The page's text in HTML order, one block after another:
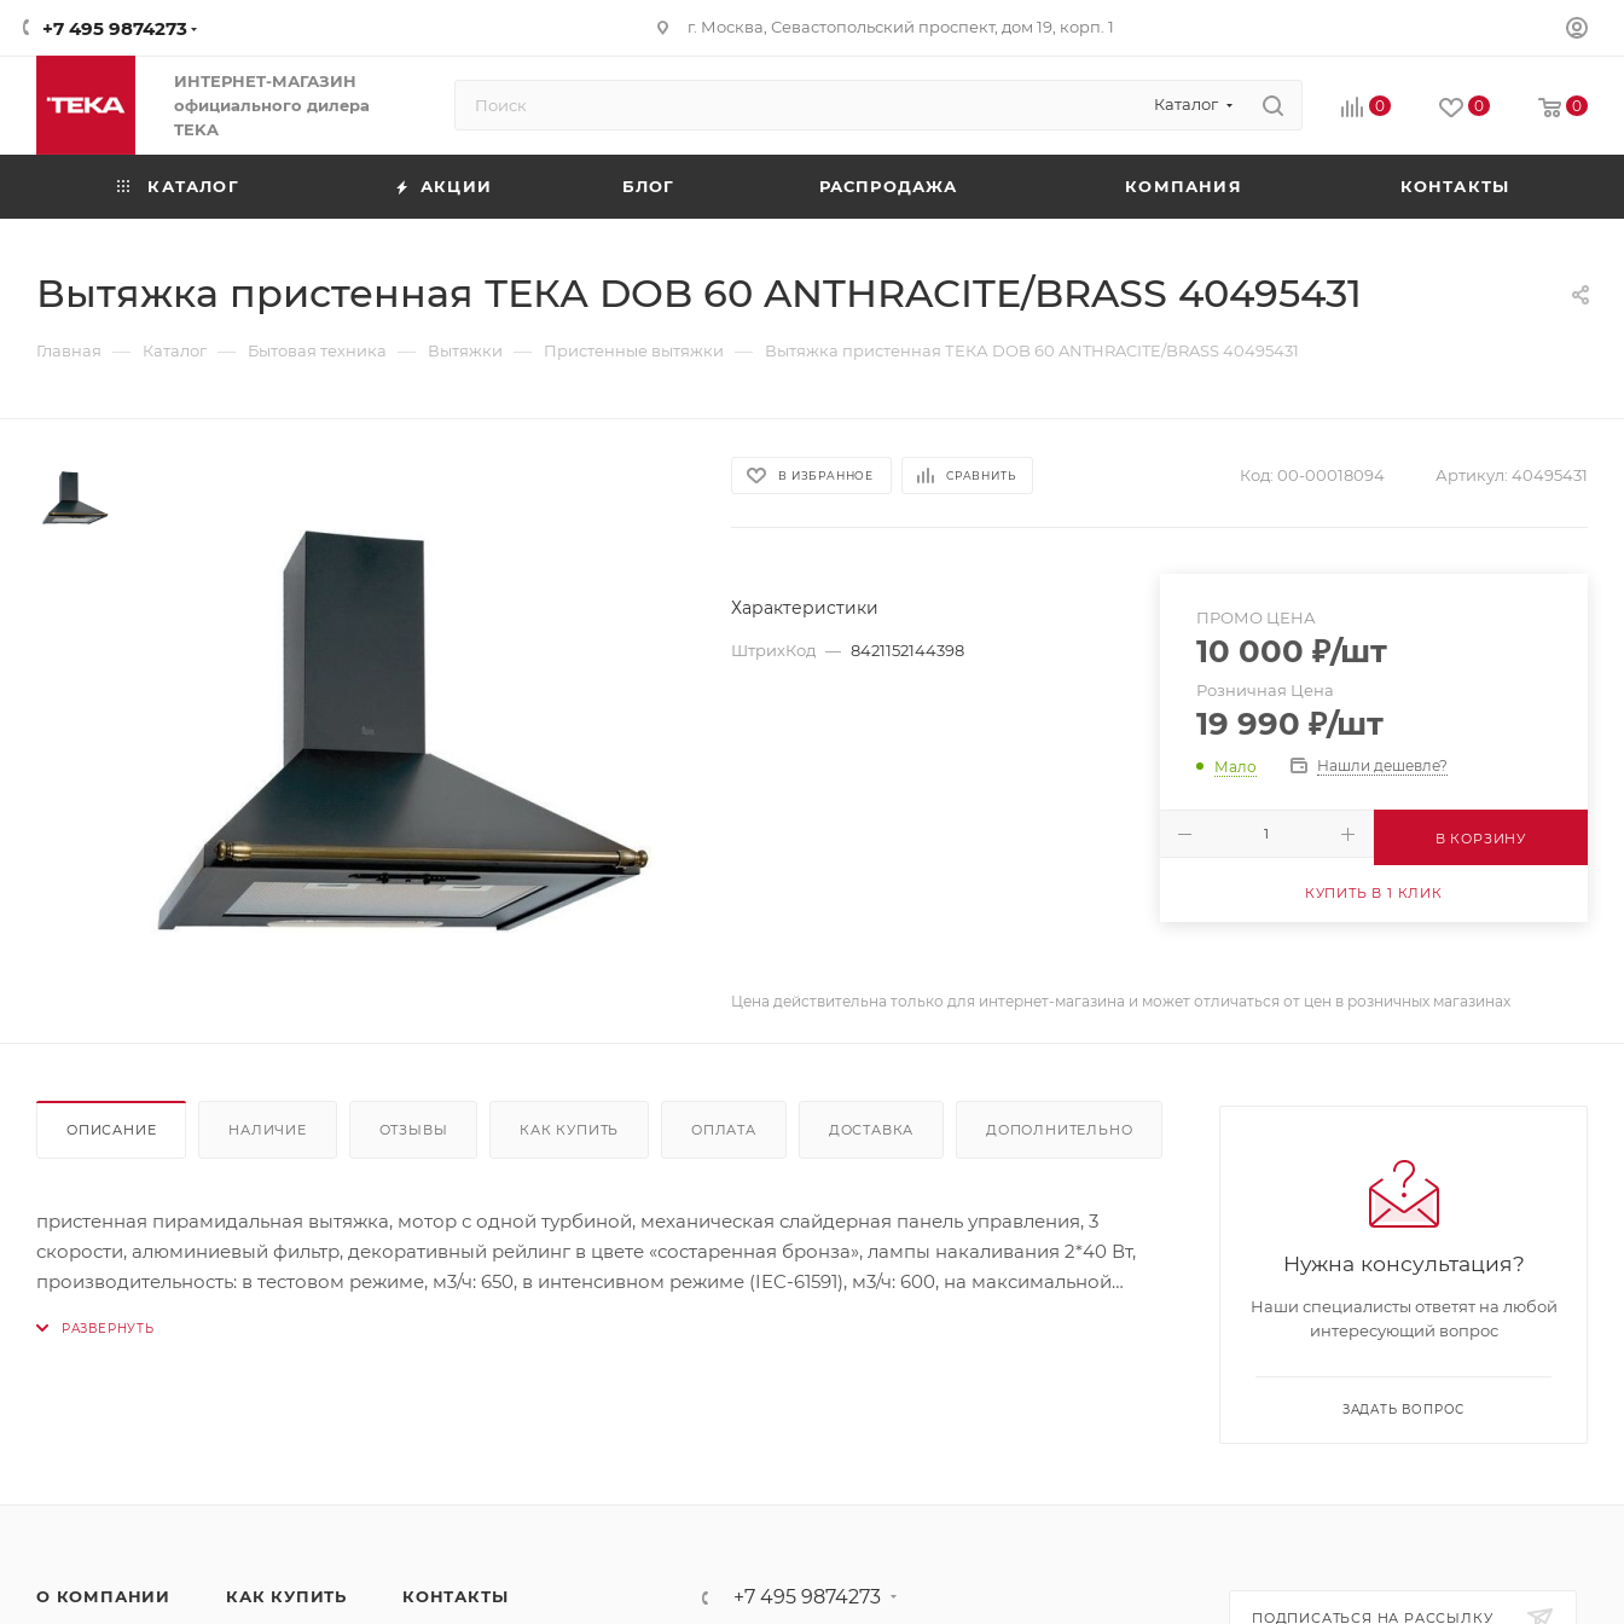
+7 495 9874273 г. Москва, Севастопольский проспект, дом 19, корп. 1
ИНТЕРНЕТ-МАГАЗИН
официального дилера
TEKA
Каталог 0 0 0
КАТАЛОГ АКЦИИ БЛОГ РАСПРОДАЖА КОМПАНИЯ КОНТАКТЫ
Вытяжка пристенная ТЕКА DOB 60 ANTHRACITE/BRASS 40495431
Главная — Каталог — Бытовая техника — Вытяжки — Пристенные вытяжки — Вытяжка пристенная ТЕКА DOB 60 ANTHRACITE/BRASS 40495431
В ИЗБРАННОЕ СРАВНИТЬ Код: 00-00018094 Артикул: 40495431
Характеристики
ШтрихКод — 8421152144398
ПРОМО ЦЕНА
10 000 ₽/шт
Розничная Цена
19 990 ₽/шт
Мало Нашли дешевле?
В КОРЗИНУ
КУПИТЬ В 1 КЛИК
Цена действительна только для интернет-магазина и может отличаться от цен в розничных магазинах
ОПИСАНИЕ НАЛИЧИЕ ОТЗЫВЫ КАК КУПИТЬ ОПЛАТА ДОСТАВКА ДОПОЛНИТЕЛЬНО
пристенная пирамидальная вытяжка, мотор с одной турбиной, механическая слайдерная панель управления, 3
скорости, алюминиевый фильтр, декоративный рейлинг в цвете «состаренная бронза», лампы накаливания 2*40 Вт,
производительность: в тестовом режиме, м3/ч: 650, в интенсивном режиме (IEC-61591), м3/ч: 600, на максимальной
Нужна консультация?
Наши специалисты ответят на любой
интересующий вопрос
ЗАДАТЬ ВОПРОС
О КОМПАНИИ КАК КУПИТЬ КОНТАКТЫ +7 495 9874273
ПОДПИСАТЬСЯ НА РАССЫЛКУ